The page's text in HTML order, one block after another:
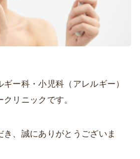
ー科・小児科（アレルギー）
リニックです。
き、誠にありがとうございま